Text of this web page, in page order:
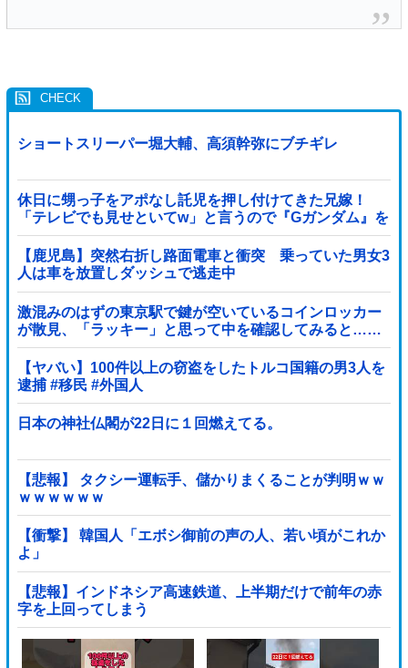
ショートスリーパー堀大輔、高須幹弥にブチギレ
休日に甥っ子をアポなし託児を押し付けてきた兄嫁！
「テレビでも見せといてw」と言うので『Gガンダム』を
一気見させた結果……甥っ子が重度の中二病を発症して
家で大暴れｗｗ
【鹿児島】突然右折し路面電車と衝突 乗っていた男女3
人は車を放置しダッシュで逃走中
激混みのはずの東京駅で鍵が空いているコインロッカー
が散見、「ラッキー」と思って中を確認してみると……
【ヤバい】100件以上の窃盗をしたトルコ国籍の男3人を
逮捕 #移民 #外国人
日本の神社仏閣が22日に１回燃えてる。
【悲報】 タクシー運転手、儲かりまくることが判明ｗｗ
ｗｗｗｗｗｗ
【衝撃】 韓国人「エボシ御前の声の人、若い頃がこれか
よ」
【悲報】インドネシア高速鉄道、上半期だけで前年の赤
字を上回ってしまう
wwwwwwwwwwwwwwwwwwwwwwwwwwwwwwwwww
wwwwwwwwwww他